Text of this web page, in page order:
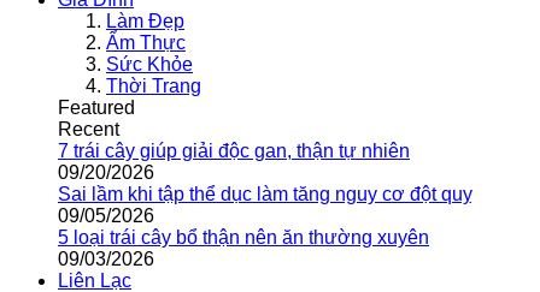
Làm Đẹp
Ẩm Thực
Sức Khỏe
Thời Trang
Featured
Recent
7 trái cây giúp giải độc gan, thận tự nhiên
09/20/2026
Sai lầm khi tập thể dục làm tăng nguy cơ đột quỵ
09/05/2026
5 loại trái cây bổ thận nên ăn thường xuyên
09/03/2026
Liên Lạc